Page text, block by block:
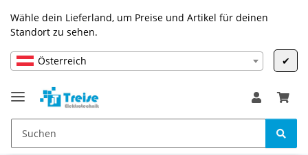
Wähle dein Lieferland, um Preise und Artikel für deinen
Standort zu sehen.
Österreich ✔